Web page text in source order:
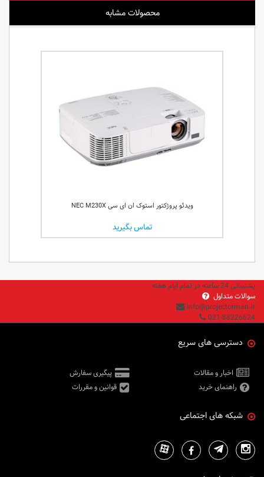
محصولات مشابه
ویدئو پروژکتور استوک ان ای سی NEC M230X
تماس بگیرید
پشتیبانی 24 ساعته در تمام ایام هفته
سوالات متداول
info@projectorman.ir
021-88226624
دسترسی های سریع
اخبار و مقالات
پیگیری سفارش
راهنمای خرید
قوانین و مقررات
شبکه های اجتماعی